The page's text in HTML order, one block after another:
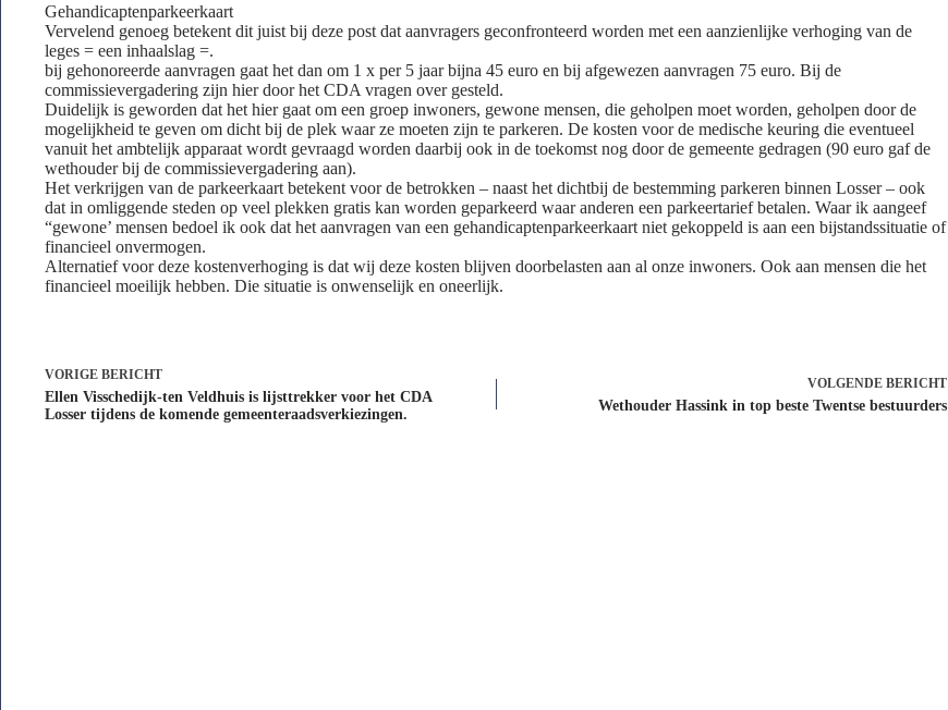
Gehandicaptenparkeerkaart
Vervelend genoeg betekent dit juist bij deze post dat aanvragers geconfronteerd worden met een aanzienlijke verhoging van de
leges = een inhaalslag =.
bij gehonoreerde aanvragen gaat het dan om 1 x per 5 jaar bijna 45 euro en bij afgewezen aanvragen 75 euro. Bij de
commissievergadering zijn hier door het CDA vragen over gesteld.
Duidelijk is geworden dat het hier gaat om een groep inwoners, gewone mensen, die geholpen moet worden, geholpen door de
mogelijkheid te geven om dicht bij de plek waar ze moeten zijn te parkeren. De kosten voor de medische keuring die eventueel
vanuit het ambtelijk apparaat wordt gevraagd worden daarbij ook in de toekomst nog door de gemeente gedragen (90 euro gaf de
wethouder bij de commissievergadering aan).
Het verkrijgen van de parkeerkaart betekent voor de betrokken – naast het dichtbij de bestemming parkeren binnen Losser – ook
dat in omliggende steden op veel plekken gratis kan worden geparkeerd waar anderen een parkeertarief betalen. Waar ik aangeef
“gewone’ mensen bedoel ik ook dat het aanvragen van een gehandicaptenparkeerkaart niet gekoppeld is aan een bijstandssituatie of
financieel onvermogen.
Alternatief voor deze kostenverhoging is dat wij deze kosten blijven doorbelasten aan al onze inwoners. Ook aan mensen die het
financieel moeilijk hebben. Die situatie is onwenselijk en oneerlijk.
VORIGE BERICHT
Ellen Visschedijk-ten Veldhuis is lijsttrekker voor het CDA
Losser tijdens de komende gemeenteraadsverkiezingen.
VOLGENDE BERICHT
Wethouder Hassink in top beste Twentse bestuurders